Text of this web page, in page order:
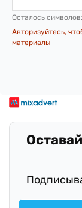
Осталось символов:
Авторизуйтесь,
материалы